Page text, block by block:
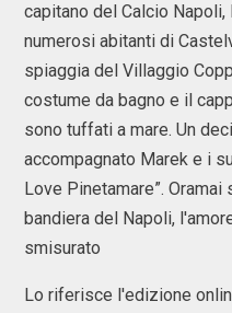
capitano del Calcio
numerosi abitanti di
spiaggia del Villaggio
costume da bagno e il
sono tuffati a mare. Un
accompagnato Marek e i
Love Pinetamare”.
bandiera del Napoli,
smisurato
Lo riferisce l'edizione